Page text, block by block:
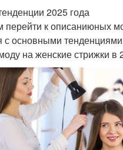
2025 года
перейти к описаниюных
с основными
на женские стрижки в